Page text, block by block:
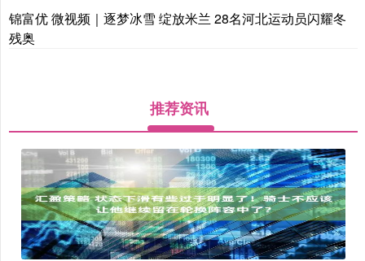
锦富优 微视频｜逐梦冰雪 绽放米兰 28名河北运动员闪耀冬
残奥
推荐资讯